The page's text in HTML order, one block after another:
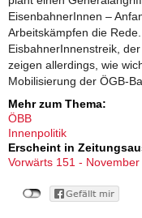
EisenbahnerInnen –
Arbeitskämpfen die
EisbahnerInnenstreik,
zeigen allerdings, wie
Mobilisierung der ÖGB-
Mehr zum Thema:
ÖBB
Innenpolitik
Erscheint in
Vorwärts 151 -